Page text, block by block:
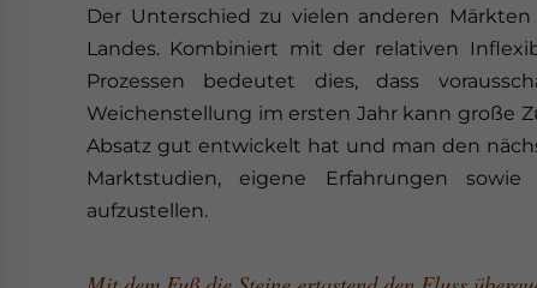
Der Unterschied zu vielen anderen
Landes. Kombiniert mit der relativen
Prozessen bedeutet dies, dass
Weichenstellung im ersten Jahr kann große
Absatz gut entwickelt hat und man den
Marktstudien, eigene Erfahrungen
aufzustellen.